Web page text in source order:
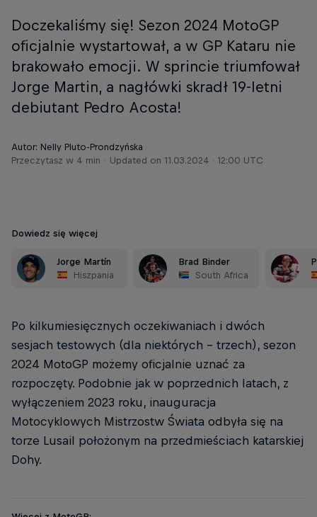
Doczekaliśmy się! Sezon 2024 MotoGP
oficjalnie wystartował, a w GP Kataru nie
brakowało emocji. W sprincie triumfował
Jorge Martin, a nagłówki skradł 19-letni
debiutant Pedro Acosta!
Autor: Nelly Pluto-Prondzyńska
Przeczytasz w 4 min
Updated on 11.03.2024 · 12:00 UTC
Dowiedz się więcej
Jorge Martín
Hiszpania
Brad Binder
South Africa
Po kilkumiesięcznych oczekiwaniach i dwóch
sesjach testowych (dla niektórych - trzech), sezon
2024 MotoGP możemy oficjalnie uznać za
rozpoczęty. Podobnie jak w poprzednich latach, z
wyłączeniem 2023 roku, inauguracja
Motocyklowych Mistrzostw Świata odbyła się na
torze Lusail położonym na przedmieściach katarskiej
Dohy.